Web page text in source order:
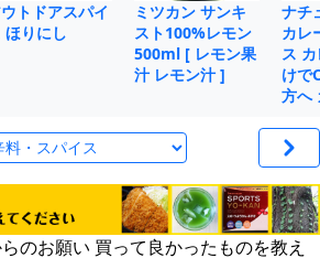
トドアスパイ
ほりにし
ミツカン サンキ
スト100%レモン
500ml [ レモン果
汁 レモン汁 ]
ナチ
カレ
ス
けで
方へ
のお願い 買って良かったものを教え